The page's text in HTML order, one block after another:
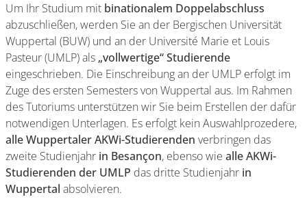
Um Ihr Studium mit binationalem Doppelabschluss
abzuschließen, werden Sie an der Bergischen Universität
Wuppertal (BUW) und an der Université Marie et Louis
Pasteur (UMLP) als „vollwertige“ Studierende
eingeschrieben. Die Einschreibung an der UMLP erfolgt im
Zuge des ersten Semesters von Wuppertal aus. Im Rahmen
des Tutoriums unterstützen wir Sie beim Erstellen der dafür
notwendigen Unterlagen. Es erfolgt kein Auswahlprozedere,
alle Wuppertaler AKWi-Studierenden verbringen das
zweite Studienjahr in Besançon, ebenso wie alle AKWi-
Studierenden der UMLP das dritte Studienjahr in
Wuppertal absolvieren.